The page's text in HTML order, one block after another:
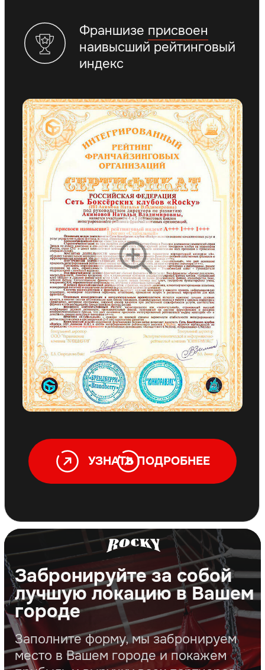
до мелочей
Подходит для первого бизнеса
Много зарабатываешь
и Легко управляешь
Максимально быстрая окупаемость
— 6 месяцев
Авторская система маркетинга и
продаж
Вам не нужно разбираться в
тонкостях, маркетинге и продажах
Мы топим за ваши результаты
Поддержка на всех
этапах
предпринимателей FCG
Ежегодные встречи с партнерами
сети
Мы прокачиваем твою команду